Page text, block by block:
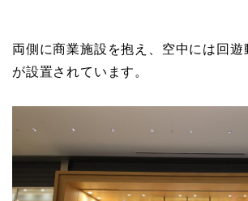
両側に商業施設を抱え、空中には回遊
が設置されています。